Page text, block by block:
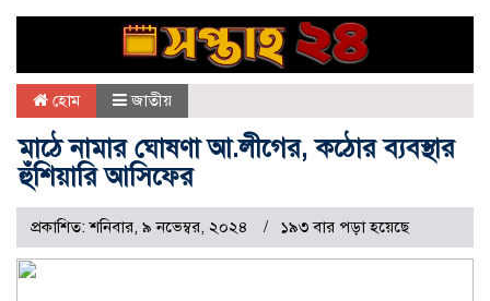
হোম জাতীয়
মাঠে নামার ঘোষণা আ.লীগের, কঠোর ব্যবস্থার
হুঁশিয়ারি আসিফের
প্রকাশিত: শনিবার, ৯ নভেম্বর, ২০২৪ ১৯৩ বার পড়া হয়েছে